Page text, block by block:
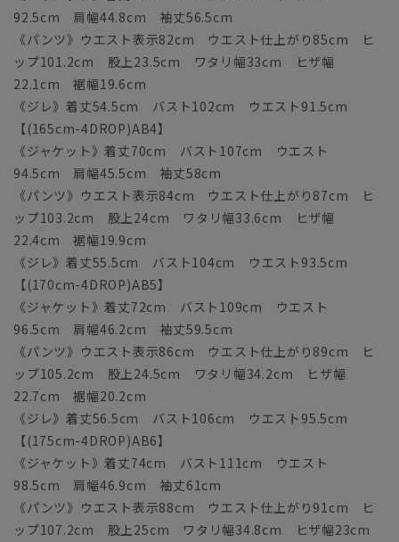
92.5cm 肩幅44.8cm 袖丈56.5cm
《パンツ》ウエスト表示82cm ウエスト仕上がり85cm ヒ
ップ101.2cm 股上23.5cm ワタリ幅33cm ヒザ幅
22.1cm 裾幅19.6cm
《ジレ》着丈54.5cm バスト102cm ウエスト91.5cm
【(165cm-4DROP)AB4】
《ジャケット》着丈70cm バスト107cm ウエスト
94.5cm 肩幅45.5cm 袖丈58cm
《パンツ》ウエスト表示84cm ウエスト仕上がり87cm ヒ
ップ103.2cm 股上24cm ワタリ幅33.6cm ヒザ幅
22.4cm 裾幅19.9cm
《ジレ》着丈55.5cm バスト104cm ウエスト93.5cm
【(170cm-4DROP)AB5】
《ジャケット》着丈72cm バスト109cm ウエスト
96.5cm 肩幅46.2cm 袖丈59.5cm
《パンツ》ウエスト表示86cm ウエスト仕上がり89cm ヒ
ップ105.2cm 股上24.5cm ワタリ幅34.2cm ヒザ幅
22.7cm 裾幅20.2cm
《ジレ》着丈56.5cm バスト106cm ウエスト95.5cm
【(175cm-4DROP)AB6】
《ジャケット》着丈74cm バスト111cm ウエスト
98.5cm 肩幅46.9cm 袖丈61cm
《パンツ》ウエスト表示88cm ウエスト仕上がり91cm ヒ
ップ107.2cm 股上25cm ワタリ幅34.8cm ヒザ幅23cm